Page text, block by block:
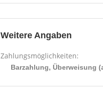
Weitere Angaben
Zahlungsmöglichkeiten:
Barzahlung, Überweisung